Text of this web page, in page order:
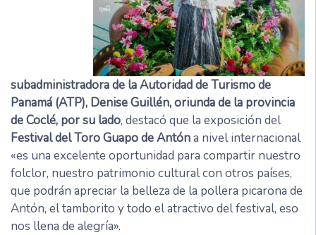
subadministradora de la Autoridad de Turismo de
Panamá (ATP), Denise Guillén, oriunda de la provincia
de Coclé, por su lado, destacó que la exposición del
Festival del Toro Guapo de Antóna nivel internacional
«es una excelente oportunidad para compartir nuestro
folclor, nuestro patrimonio cultural con otros países,
que podrán apreciar la belleza de la pollera picarona de
Antón, el tamborito y todo el atractivo del festival, eso
nos llena de alegría».